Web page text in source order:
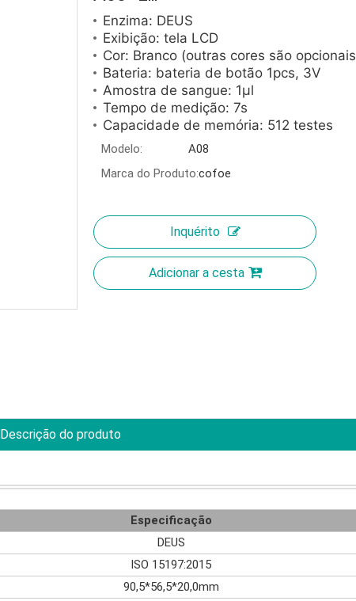
Enzima: DEUS
Exibição: tela LCD
Cor: Branco (outras cores são
Bateria: bateria de botão 1pcs, 3V
Amostra de sangue: 1µl
Tempo de medição: 7s
Capacidade de memória: 512 testes
Modelo:
A08
Marca do Produto:cofoe
Inquérito
Adicionar a cesta
Descrição do produto
Especificação
DEUS
ISO 15197:2015
90,5*56,5*20,0mm